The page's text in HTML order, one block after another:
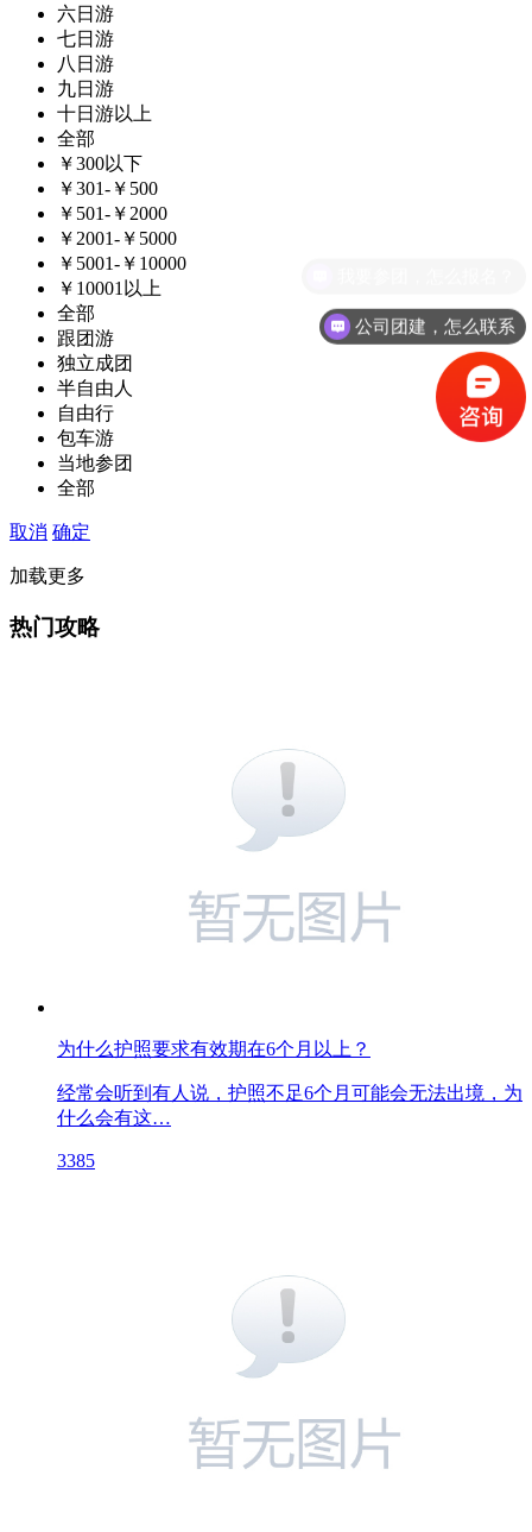
六日游
七日游
八日游
九日游
十日游以上
全部
￥300以下
￥301-￥500
￥501-￥2000
￥2001-￥5000
￥5001-￥10000
￥10001以上
全部
跟团游
独立成团
半自由人
自由行
包车游
当地参团
全部
取消 确定
加载更多
热门攻略
为什么护照要求有效期在6个月以上？
经常会听到有人说，护照不足6个月可能会无法出境，为
什么会有这…
3385
公司团建，怎么联系